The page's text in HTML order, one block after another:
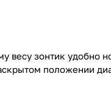
зонтик удобно
положении